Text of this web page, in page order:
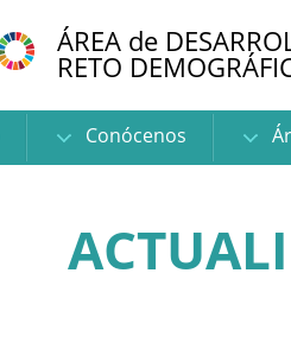
ÁREA de
RETO
Conócenos